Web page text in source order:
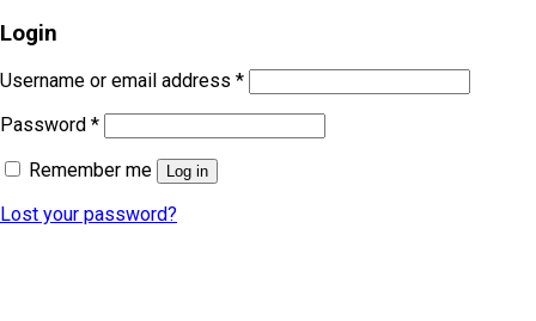
Login
Username or email address *
Password *
Remember me
Log in
Lost your password?